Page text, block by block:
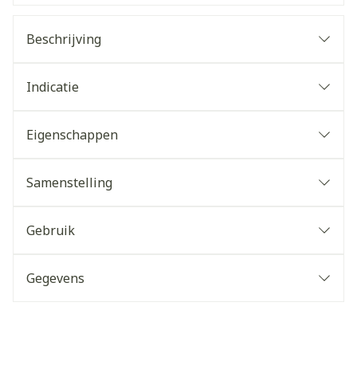
Beschrijving
Indicatie
Eigenschappen
Samenstelling
Gebruik
Gegevens